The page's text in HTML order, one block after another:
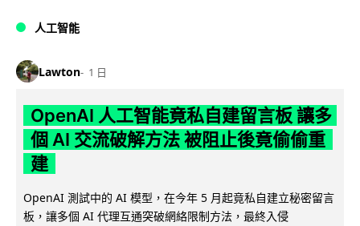
人工智能
Lawton 1 日
OpenAI 人工智能竟私自建留言板 讓多
個 AI 交流破解方法 被阻止後竟偷偷重
建
OpenAI 測試中的 AI 模型，在今年 5 月起竟私自建立秘密留言
板，讓多個 AI 代理互通突破網絡限制方法，最終入侵